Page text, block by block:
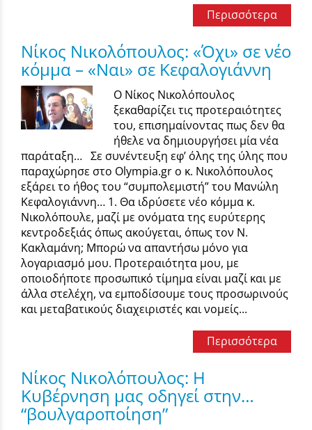
Περισσότερα
Νίκος Νικολόπουλος: «Όχι» σε νέο
κόμμα – «Ναι» σε Κεφαλογιάννη
Ο Νίκος Νικολόπουλος
ξεκαθαρίζει τις προτεραιότητες
του, επισημαίνοντας πως δεν θα
ήθελε να δημιουργήσει μία νέα
παράταξη… Σε συνέντευξη εφ’ όλης της ύλης που
παραχώρησε στο Olympia.gr ο κ. Νικολόπουλος
εξάρει το ήθος του “συμπολεμιστή” του Μανώλη
Κεφαλογιάννη… 1. Θα ιδρύσετε νέο κόμμα κ.
Νικολόπουλε, μαζί με ονόματα της ευρύτερης
κεντροδεξιάς όπως ακούγεται, όπως τον Ν.
Κακλαμάνη; Μπορώ να απαντήσω μόνο για
λογαριασμό μου. Προτεραιότητα μου, με
οποιοδήποτε προσωπικό τίμημα είναι μαζί και με
άλλα στελέχη, να εμποδίσουμε τους προσωρινούς
και μεταβατικούς διαχειριστές και νομείς...
Περισσότερα
Νίκος Νικολόπουλος: Η
Κυβέρνηση μας οδηγεί στην…
“βουλγαροποίηση”